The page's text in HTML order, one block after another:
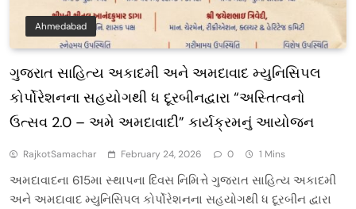
Ahmedabad
ગુજરાત સાહિત્ય અકાદમી અને અમદાવાદ મ્યુનિસિપલ
કોર્પોરેશનના સહયોગથી ધ દૂરબીનદ્વારા “અસ્તિત્વનો
ઉત્સવ 2.0 – અમે અમદાવાદી” કાર્યક્રમનું આયોજન
RajkotSamachar February 24, 2026 0 1 Mins
અમદાવાદના 615મા સ્થાપના દિવસ નિમિત્તે ગુજરાત સાહિત્ય અકાદમી
અને અમદાવાદ મ્યુનિસિપલ કોર્પોરેશનના સહયોગથી ધ દૂરબીન દ્વારા